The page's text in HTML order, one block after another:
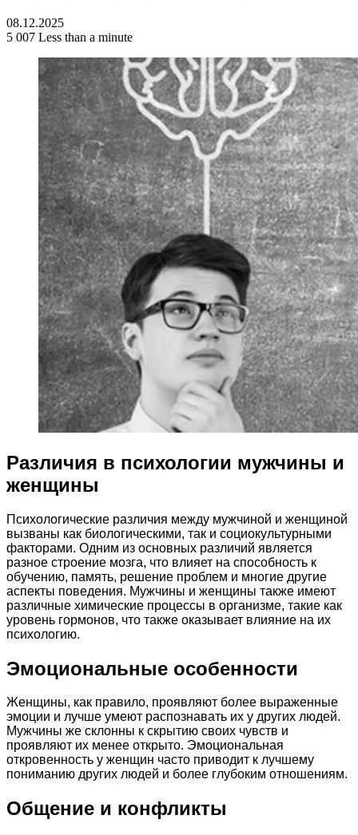
08.12.2025
5 007 Less than a minute
Различия в психологии мужчины и
женщины
Психологические различия между мужчиной и женщиной
вызваны как биологическими, так и социокультурными
факторами. Одним из основных различий является
разное строение мозга, что влияет на способность к
обучению, память, решение проблем и многие другие
аспекты поведения. Мужчины и женщины также имеют
различные химические процессы в организме, такие как
уровень гормонов, что также оказывает влияние на их
психологию.
Эмоциональные особенности
Женщины, как правило, проявляют более выраженные
эмоции и лучше умеют распознавать их у других людей.
Мужчины же склонны к скрытию своих чувств и
проявляют их менее открыто. Эмоциональная
откровенность у женщин часто приводит к лучшему
пониманию других людей и более глубоким отношениям.
Общение и конфликты